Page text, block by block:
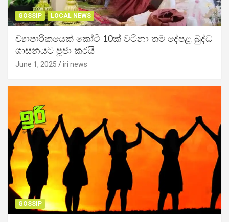
GOSSIP LOCAL NEWS
ව්‍යාපාරිකයෙක් කෝටි 10ක් වටිනා තම දේපළ බුද්ධ
ශාසනයට පූජා කරයි
June 1, 2025 iri news
GOSSIP